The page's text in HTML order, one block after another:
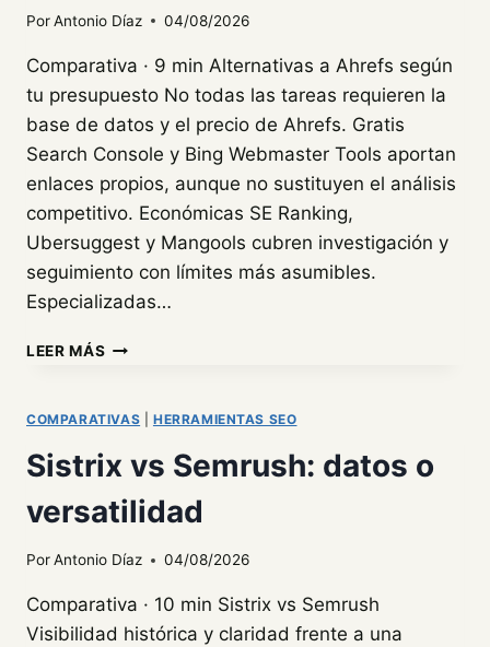
EXTENSIÓN
GRATUITA
PorAntonio Díaz 04/08/2026
Comparativa · 9 min Alternativas a Ahrefs según
tu presupuesto No todas las tareas requieren la
base de datos y el precio de Ahrefs. Gratis
Search Console y Bing Webmaster Tools aportan
enlaces propios, aunque no sustituyen el análisis
competitivo. Económicas SE Ranking,
Ubersuggest y Mangools cubren investigación y
seguimiento con límites más asumibles.
Especializadas…
LEER MÁS
AHREFS
0
COMPARATIVAS HERRAMIENTAS SEO
Sistrix vs Semrush: datos o
versatilidad
PorAntonio Díaz 04/08/2026
Comparativa · 10 min Sistrix vs Semrush
Visibilidad histórica y claridad frente a una